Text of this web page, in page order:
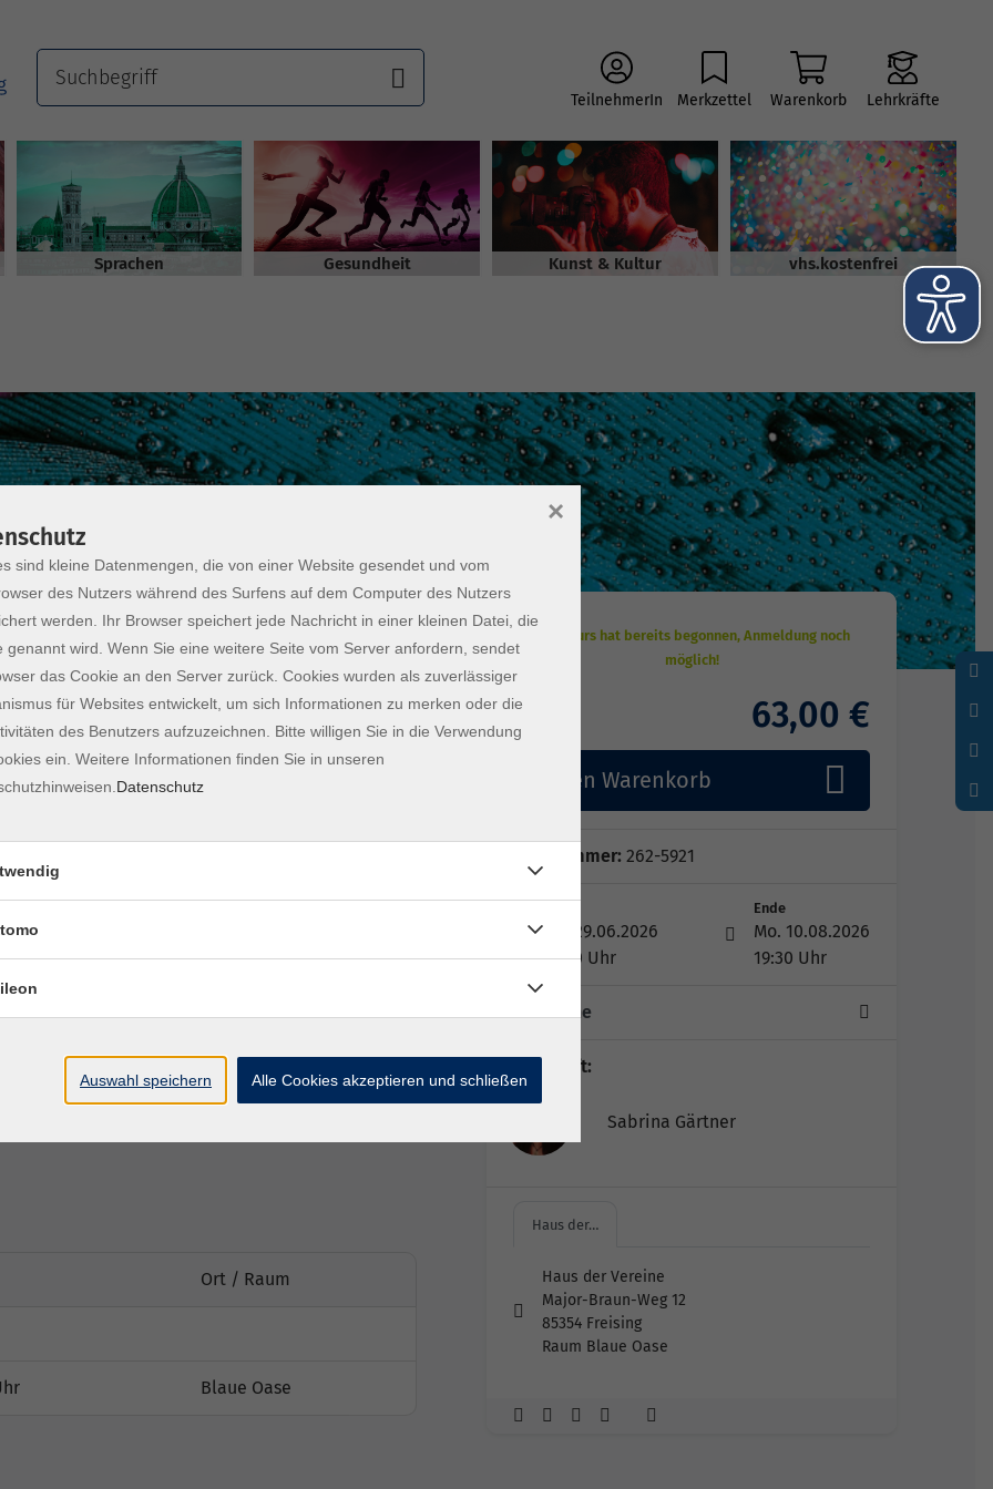
TeilnehmerIn Merkzettel Warenkorb Lehrkräfte
Sprachen Gesundheit Kunst & Kultur vhs.kostenfrei
im Laufe der Musik immer wiederholen. Diese
und sind weltweit einheitlich, sodass
kann.
immer wieder Neues zu lernen.
benötigt keinerlei Vorkenntnisse.
und jedem Tänzer gerecht zu werden,
Ort / Raum
Blaue Oase
Gebühr 63,00 €
In den Warenkorb
Kursnummer: 262-5921
Mo. 29.06.2026
18:30 Uhr
Ende
Mo. 10.08.2026
19:30 Uhr
7 Termine
Lehrkraft:
Sabrina Gärtner
Haus der…
Haus der Vereine
Major-Braun-Weg 12
85354 Freising
Raum Blaue Oase
sind kleine Datenmengen, die von einer Website gesendet und vom
des Nutzers während des Surfens auf dem Computer des Nutzers
werden. Ihr Browser speichert jede Nachricht in einer kleinen Datei, die
genannt wird. Wenn Sie eine weitere Seite vom Server anfordern, sendet
das Cookie an den Server zurück. Cookies wurden als zuverlässiger
für Websites entwickelt, um sich Informationen zu merken oder die
des Benutzers aufzuzeichnen. Bitte willigen Sie in die Verwendung
ein. Weitere Informationen finden Sie in unseren
Datenschutz
×
Auswahl speichern Alle Cookies akzeptieren und schließen